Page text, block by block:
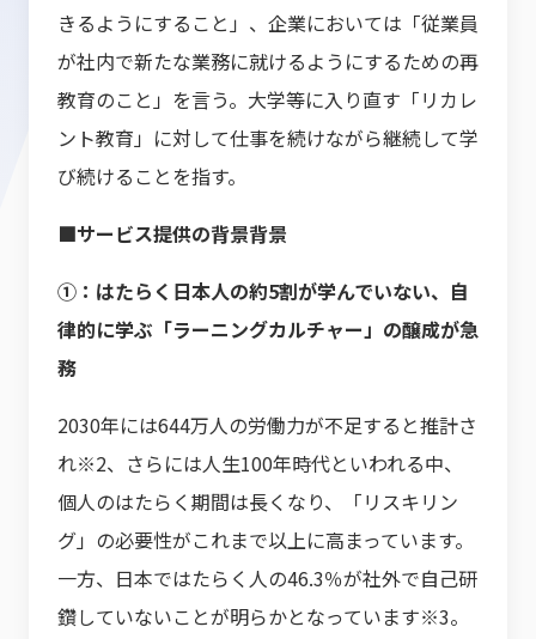
きるようにすること」、企業においては「従業員
が社内で新たな業務に就けるようにするための再
教育のこと」を言う。大学等に入り直す「リカレ
ント教育」に対して仕事を続けながら継続して学
び続けることを指す。
■サービス提供の背景背景
①：はたらく日本人の約5割が学んでいない、自
律的に学ぶ「ラーニングカルチャー」の醸成が急
務
2030年には644万人の労働力が不足すると推計さ
れ※2、さらには人生100年時代といわれる中、
個人のはたらく期間は長くなり、「リスキリン
グ」の必要性がこれまで以上に高まっています。
一方、日本ではたらく人の46.3％が社外で自己研
鑽していないことが明らかとなっています※3。